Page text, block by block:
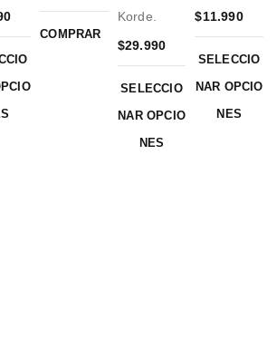
COMPRAR
Korde.
$29.990
SELECCIO
NAR OPCIO
NES
$11.990
SELECCIO
NAR OPCIO
NES